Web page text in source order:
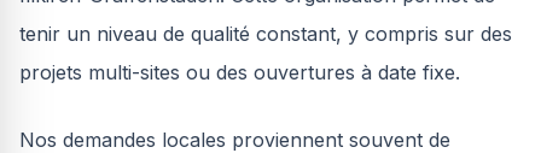
tenir un niveau de qualité constant, y compris sur des
projets multi-sites ou des ouvertures à date fixe.
Nos demandes locales proviennent souvent de